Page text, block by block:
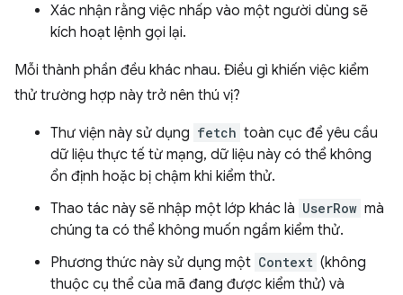
Xác nhận rằng việc nhấp vào một người dùng sẽ
kích hoạt lệnh gọi lại.
Mỗi thành phần đều khác nhau. Điều gì khiến việc kiểm
thử trường hợp này trở nên thú vị?
Thư viện này sử dụng fetch toàn cục để yêu cầu
dữ liệu thực tế từ mạng, dữ liệu này có thể không
ổn định hoặc bị chậm khi kiểm thử.
Thao tác này sẽ nhập một lớp khác là UserRow mà
chúng ta có thể không muốn ngầm kiểm thử.
Phương thức này sử dụng một Context (không
thuộc cụ thể của mã đang được kiểm thử) và